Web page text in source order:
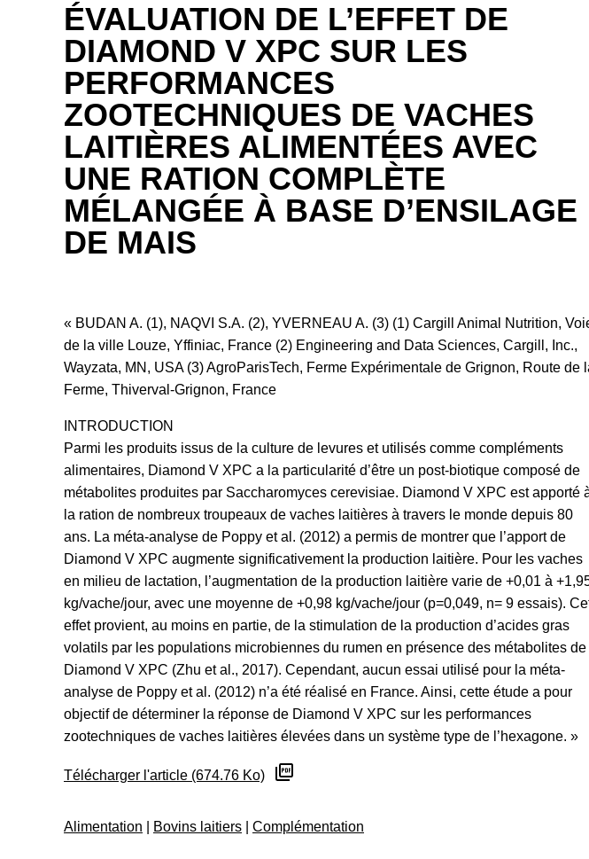
ÉVALUATION DE L’EFFET DE
DIAMOND V XPC SUR LES
PERFORMANCES
ZOOTECHNIQUES DE VACHES
LAITIÈRES ALIMENTÉES AVEC
UNE RATION COMPLÈTE
MÉLANGÉE À BASE D’ENSILAGE
DE MAIS
« BUDAN A. (1), NAQVI S.A. (2), YVERNEAU A. (3) (1) Cargill Animal Nutrition,
de la ville Louze, Yffiniac, France (2) Engineering and Data Sciences, Cargill, Inc.,
Wayzata, MN, USA (3) AgroParisTech, Ferme Expérimentale de Grignon, Route de
Ferme, Thiverval-Grignon, France
INTRODUCTION
Parmi les produits issus de la culture de levures et utilisés comme compléments
alimentaires, Diamond V XPC a la particularité d’être un post-biotique composé de
métabolites produites par Saccharomyces cerevisiae. Diamond V XPC est apporté
la ration de nombreux troupeaux de vaches laitières à travers le monde depuis 80
ans. La méta-analyse de Poppy et al. (2012) a permis de montrer que l’apport de
Diamond V XPC augmente significativement la production laitière. Pour les vaches
en milieu de lactation, l’augmentation de la production laitière varie de +0,01 à
kg/vache/jour, avec une moyenne de +0,98 kg/vache/jour (p=0,049, n= 9 essais).
effet provient, au moins en partie, de la stimulation de la production d’acides gras
volatils par les populations microbiennes du rumen en présence des métabolites de
Diamond V XPC (Zhu et al., 2017). Cependant, aucun essai utilisé pour la méta-
analyse de Poppy et al. (2012) n’a été réalisé en France. Ainsi, cette étude a pour
objectif de déterminer la réponse de Diamond V XPC sur les performances
zootechniques de vaches laitières élevées dans un système type de l’hexagone. »
Télécharger l'article (674.76 Ko)
Alimentation Bovins laitiers Complémentation